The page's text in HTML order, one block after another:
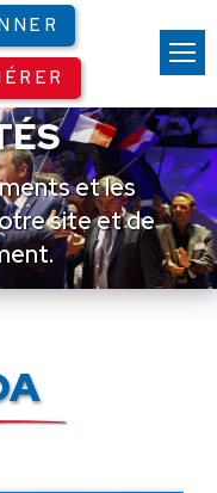
et les
site et de